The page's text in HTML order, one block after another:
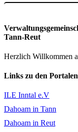
Tann-Reut
Herzlich Willkommen
Links zu den Portalen
ILE Inntal e.V
Dahoam in Tann
Dahoam in Reut